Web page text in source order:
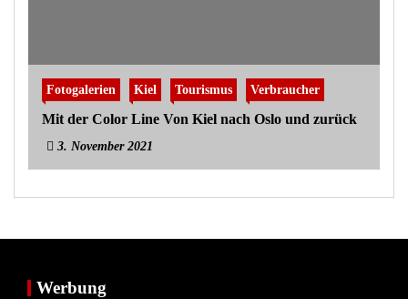
Fotogalerien Kiel Tourismus Verbraucher
Mit der Color Line Von Kiel nach Oslo und zurück
3. November 2021
Werbung